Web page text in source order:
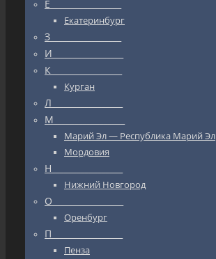
Е_________________
Екатеринбург
З_________________
И_________________
К_________________
Курган
Л_________________
М_________________
Марий Эл — Республика Марий Эл
Мордовия
Н_________________
Нижний Новгород
О_________________
Оренбург
П_________________
Пенза